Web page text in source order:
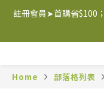
註冊會員➤首購省$100
註冊會員➤首購省$100
滿1200
Home 部落格列表